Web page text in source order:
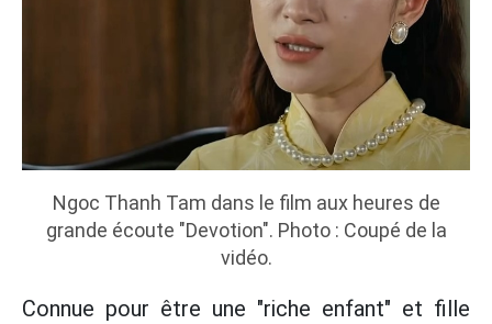
Ngoc Thanh Tam dans le film aux heures de
grande écoute "Devotion". Photo : Coupé de la
vidéo.
Connue pour être une "riche enfant" et fille